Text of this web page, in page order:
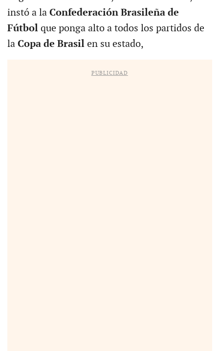
instó a laConfederación Brasileña de
Fútbolque ponga alto a todos los partidos de
la Copa de Brasilen su estado,
PUBLICIDAD